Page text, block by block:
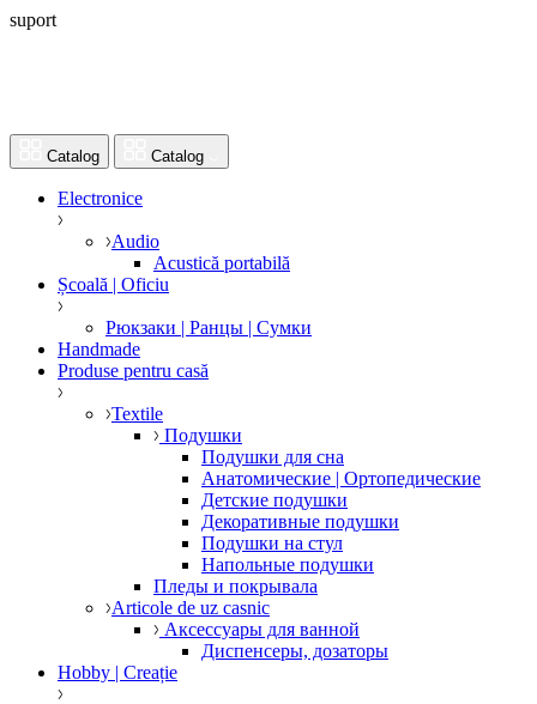
suport
Catalog Catalog
Electronice
Audio
Acustică portabilă
Școală | Oficiu
Рюкзаки | Ранцы | Сумки
Handmade
Produse pentru casă
Textile
Подушки
Подушки для сна
Анатомические | Ортопедические
Детские подушки
Декоративные подушки
Подушки на стул
Напольные подушки
Пледы и покрывала
Articole de uz casnic
Аксессуары для ванной
Диспенсеры, дозаторы
Hobby | Creație